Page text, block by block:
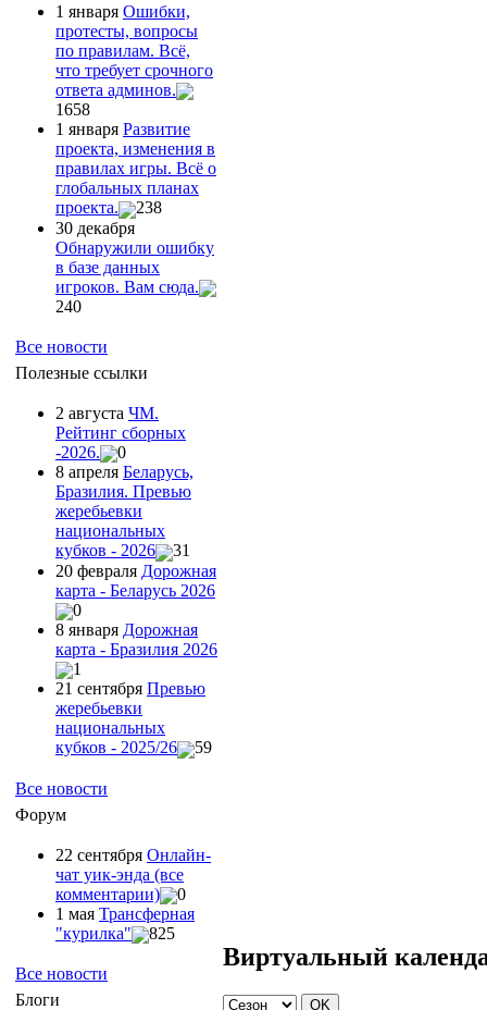
1 января Ошибки,
протесты, вопросы
по правилам. Всё,
что требует срочного
ответа админов.
1658
1 января Развитие
проекта, изменения в
правилах игры. Всё о
глобальных планах
проекта.
238
30 декабря
Обнаружили ошибку
в базе данных
игроков. Вам сюда.
240
Все новости
Полезные ссылки
2 августа ЧМ.
Рейтинг сборных
-2026.
0
8 апреля Беларусь,
Бразилия. Превью
жеребьевки
национальных
кубков - 2026
31
20 февраля Дорожная
карта - Беларусь 2026
0
8 января Дорожная
карта - Бразилия 2026
1
21 сентября Превью
жеребьевки
национальных
кубков - 2025/26
59
Все новости
Форум
22 сентября Онлайн-
чат уик-энда (все
комментарии)
0
1 мая Трансферная
"курилка"
825
Все новости
Блоги
Виртуальный